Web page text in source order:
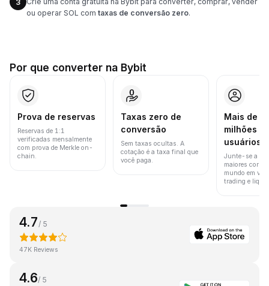
3
ou operar SOL com taxas de conversão zero.
Por que converter na Bybit
Prova de reservas
Reservas de 1:1
verificadas mensalmente
com prova de Merkle on-
chain.
Taxas zero de
conversão
Sem taxas ocultas. A
cotação é a taxa final que
você paga.
Mais de
milhões
usuários
Junte-se a
maiores
mundo em
trading e
4.7 / 5
47K Reviews
4.6/ 5